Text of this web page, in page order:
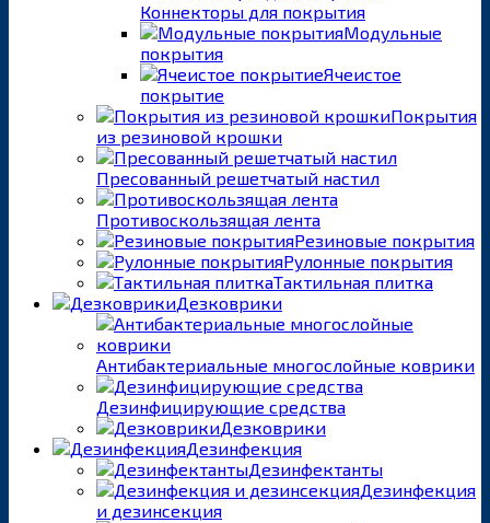
Коннекторы для покрытия
Модульные
покрытия
Ячеистое
покрытие
Покрытия
из резиновой крошки
Пресованный решетчатый настил
Противоскользящая лента
Резиновые покрытия
Рулонные покрытия
Тактильная плитка
Дезковрики
Антибактериальные многослойные коврики
Дезинфицирующие средства
Дезковрики
Дезинфекция
Дезинфектанты
Дезинфекция
и дезинсекция